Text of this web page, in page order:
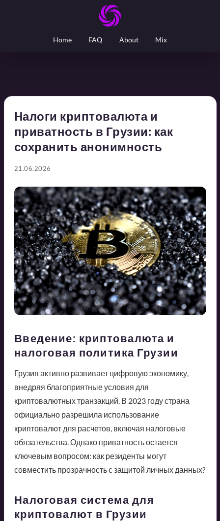
Home FAQ About Mix
Налоги криптовалюта и
приватность в Грузии: как
сохранить анонимность
21.06.2026
Введение: криптовалюта и
налоговая политика Грузии
Грузия активно развивает цифровую экономику,
внедряя благоприятные условия для
криптовалютных транзакций. В 2023 году страна
официально разрешила использование
криптовалют для расчетов, включая налоговые
обязательства. Однако приватность остается
ключевым вопросом: как резиденты могут
совместить прозрачность с защитой личных данных?
Налоговая система для
криптовалют в Грузии